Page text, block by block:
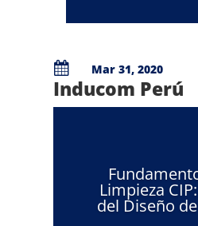
 Mar 31, 2020
Inducom Perú
Limpieza
del Diseño